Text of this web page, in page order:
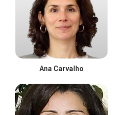
Ana Carvalho